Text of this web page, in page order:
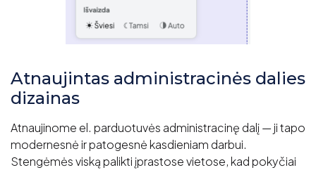
Atnaujintas administracinės dalies
dizainas
Atnaujinome el. parduotuvės administracinę dalį — ji tapo
modernesnė ir patogesnė kasdieniam darbui.
Stengėmės viską palikti įprastose vietose, kad pokyčiai